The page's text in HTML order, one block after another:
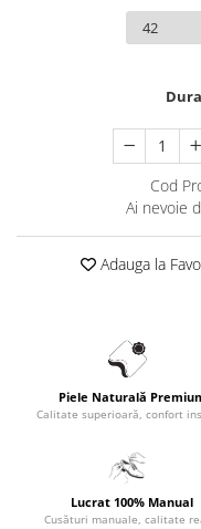
Cod
Ai nevoie
Adauga la
Piele Naturală
Calitate superioară, confort
Lucrat 100% Manual
Cusături manuale, calitate